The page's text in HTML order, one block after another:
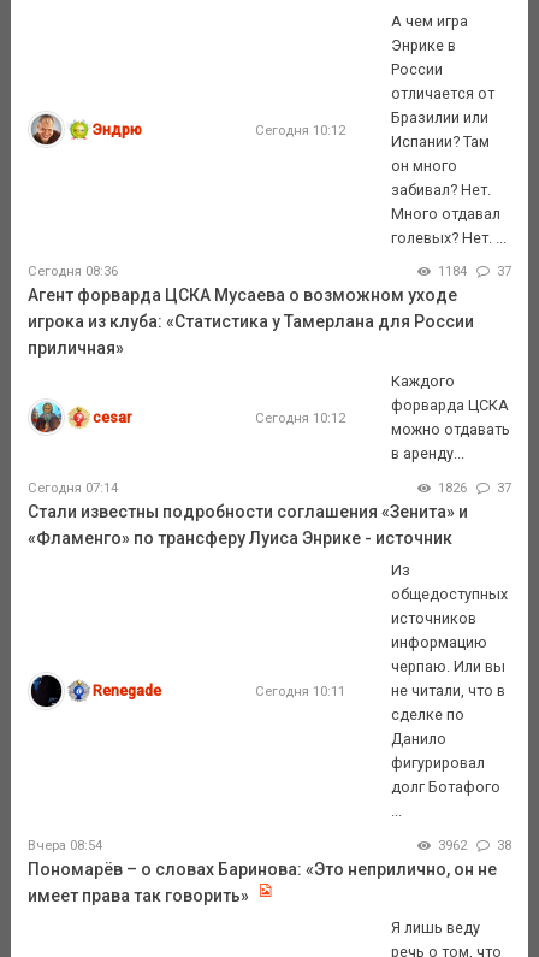
Эндрю Сегодня 10:12
А чем игра
Энрике в
России
отличается от
Бразилии или
Испании? Там
он много
забивал? Нет.
Много отдавал
голевых? Нет. ...
Сегодня 08:36 1184 37
Агент форварда ЦСКА Мусаева о возможном уходе
игрока из клуба: «Статистика у Тамерлана для России
приличная»
cesar Сегодня 10:12
Каждого
форварда ЦСКА
можно отдавать
в аренду...
Сегодня 07:14 1826 37
Стали известны подробности соглашения «Зенита» и
«Фламенго» по трансферу Луиса Энрике - источник
Renegade Сегодня 10:11
Из
общедоступных
источников
информацию
черпаю. Или вы
не читали, что в
сделке по
Данило
фигурировал
долг Ботафого
Вчера 08:54 3962 38
Пономарёв – о словах Баринова: «Это неприлично, он не
имеет права так говорить»
Я лишь веду
речь о том, что